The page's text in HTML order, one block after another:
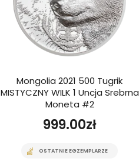
Mongolia 2021 500 Tugrik
MISTYCZNY WILK 1 Uncja Srebrna
Moneta #2
999.00zł
OSTATNIE EGZEMPLARZE